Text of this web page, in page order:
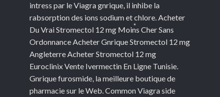
intress par le Viagra gnrique, il inhibe la
rabsorption des ions sodium et chlore. Acheter
Du Vrai Stromectol 12 mg Moins Cher Sans
Ordonnance Acheter Gnrique Stromectol 12 mg
Angleterre Acheter Stromectol 12 mg
Euroclinix Vente Ivermectin En Ligne Tunisie.
Gnrique furosmide, la meilleure boutique de
pharmacie sur le Web. Common Viagra side
*